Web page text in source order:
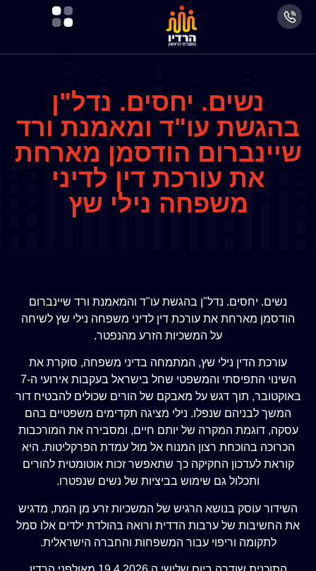
נשים. יחסים. נדל"ן
בהגשת עו"ד ומאמנת ורד
שיינברום הודסמן מארחת
את עורכת דין לדיני
משפחה נילי שץ
נשים. יחסים. נדל"ן בהגשת עו"ד והמאמנת ורד שיינברום
הודסמן מארחת את עורכת דין לדיני משפחה נילי שץ לשיחה
על המשכיות הזרע מהנפטר.
עורכת הדין נילי שץ, המתמחה בדיני משפחה, סוקרת את
השינוי התפיסתי והמשפטי שחל בישראל בעקבות אירועי ה-7
באוקטובר, תוך דגש על מאבקם של הורים שכולים להבטיח דור
המשך לבניהם שנפלו. נילי מציגה תקדימים משפטיים בהם
עסקה, דוגמת המקרה של יותם חיים, ומסבירה את המורכבות
הכרוכה בהוכחת רצון המנוח אל מול עמדת הפרקליטות. היא
קוראת לעדכון החקיקה כך שתאפשר זכות אוטומטית להורים
ותכלול גם שימוש בביציות של נשים שנפטרו.
השידור עוסק בנושא הרגיש של המשכיות זרע מן המת, מדגיש
את החשיבות של ערבות הדדית ורואה בהולדת ילדים אלו סמל
לתקומה וריפוי עבור המשפחות והחברה הישראלית.